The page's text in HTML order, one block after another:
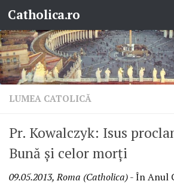
Skip to content
Catholica.ro
LUMEA CATOLICĂ
Pr. Kowalczyk: Isus
Bună şi celor morţi
09.05.2013, Roma (Catholica)- În Anul